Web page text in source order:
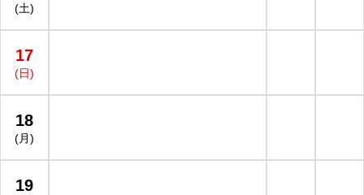
(土)
17
(日)
18
(月)
19